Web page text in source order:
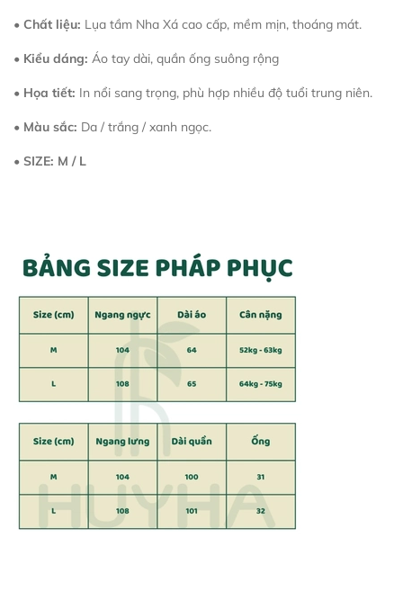
• Chất liệu: Lụa tầm Nha Xá cao cấp, mềm mịn, thoáng mát.
• Kiểu dáng: Áo tay dài, quần ống suông rộng
• Họa tiết: In nổi sang trọng, phù hợp nhiều độ tuổi trung niên.
• Màu sắc: Da / trắng / xanh ngọc.
• SIZE: M / L